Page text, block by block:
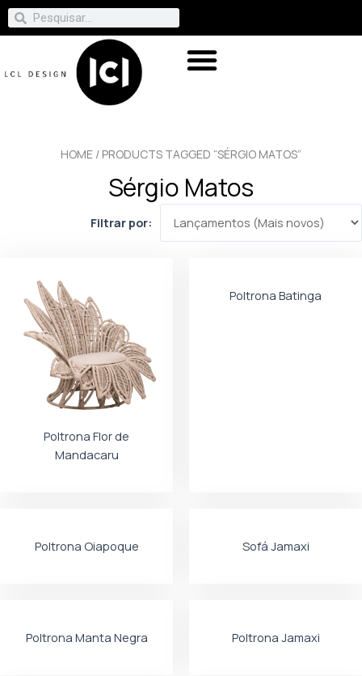
HOME / PRODUCTS TAGGED “SÉRGIO MATOS”
Sérgio Matos
Filtrar por:
Poltrona Flor de
Mandacaru
Poltrona Batinga
Poltrona Oiapoque Sofá Jamaxi
Poltrona Manta Negra Poltrona Jamaxi